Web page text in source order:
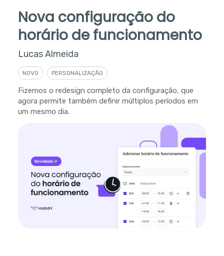
Nova configuração do
horário de funcionamento
Lucas Almeida
NOVO PERSONALIZAÇÃO
Fizemos o redesign completo da configuração, que
agora permite também definir múltiplos períodos em
um mesmo dia.